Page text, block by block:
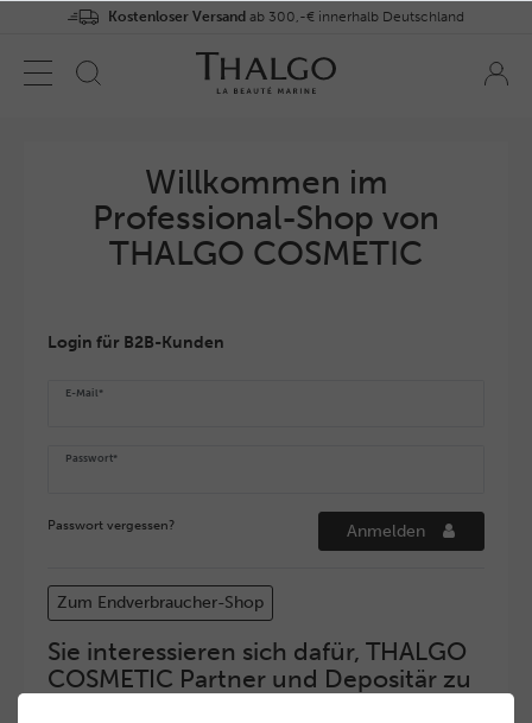
Kostenloser Versand ab 300,-€ innerhalb Deutschland
Willkommen im
Professional-Shop von
THALGO COSMETIC
Login für B2B-Kunden
E-Mail*
Passwort*
Passwort vergessen? Anmelden
Zum Endverbraucher-Shop
Sie interessieren sich dafür, THALGO
COSMETIC Partner und Depositär zu